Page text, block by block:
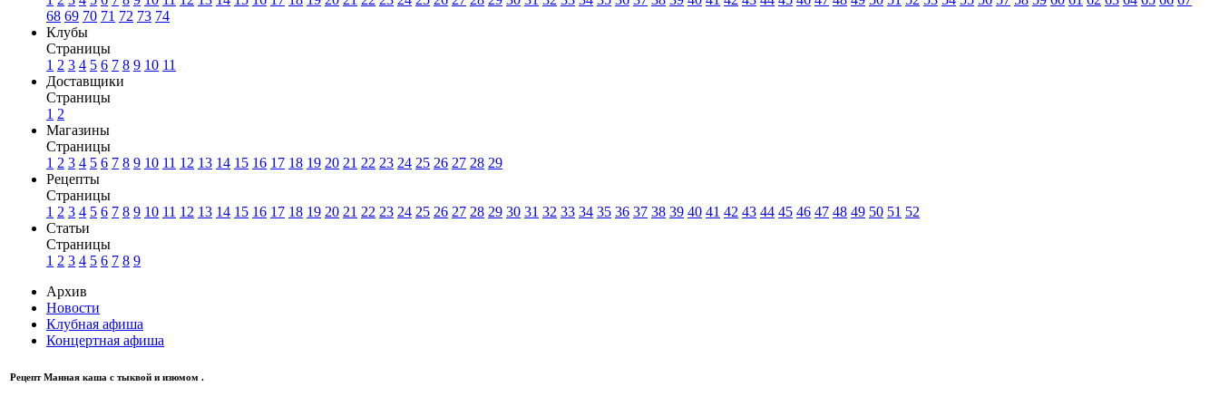
68 69 70 71 72 73 74
Клубы
Страницы
1 2 3 4 5 6 7 8 9 10 11
Доставщики
Страницы
1 2
Магазины
Страницы
1 2 3 4 5 6 7 8 9 10 11 12 13 14 15 16 17 18 19 20 21 22 23 24 25 26 27 28 29
Рецепты
Страницы
1 2 3 4 5 6 7 8 9 10 11 12 13 14 15 16 17 18 19 20 21 22 23 24 25 26 27 28 29 30 31 32 33 34 35 36 37 38 39 40 41 42 43 44 45 46 47 48 49 50 51 52
Статьи
Страницы
1 2 3 4 5 6 7 8 9
Архив
Новости
Клубная афиша
Концертная афиша
Рецепт Манная каша с тыквой и изюмом .